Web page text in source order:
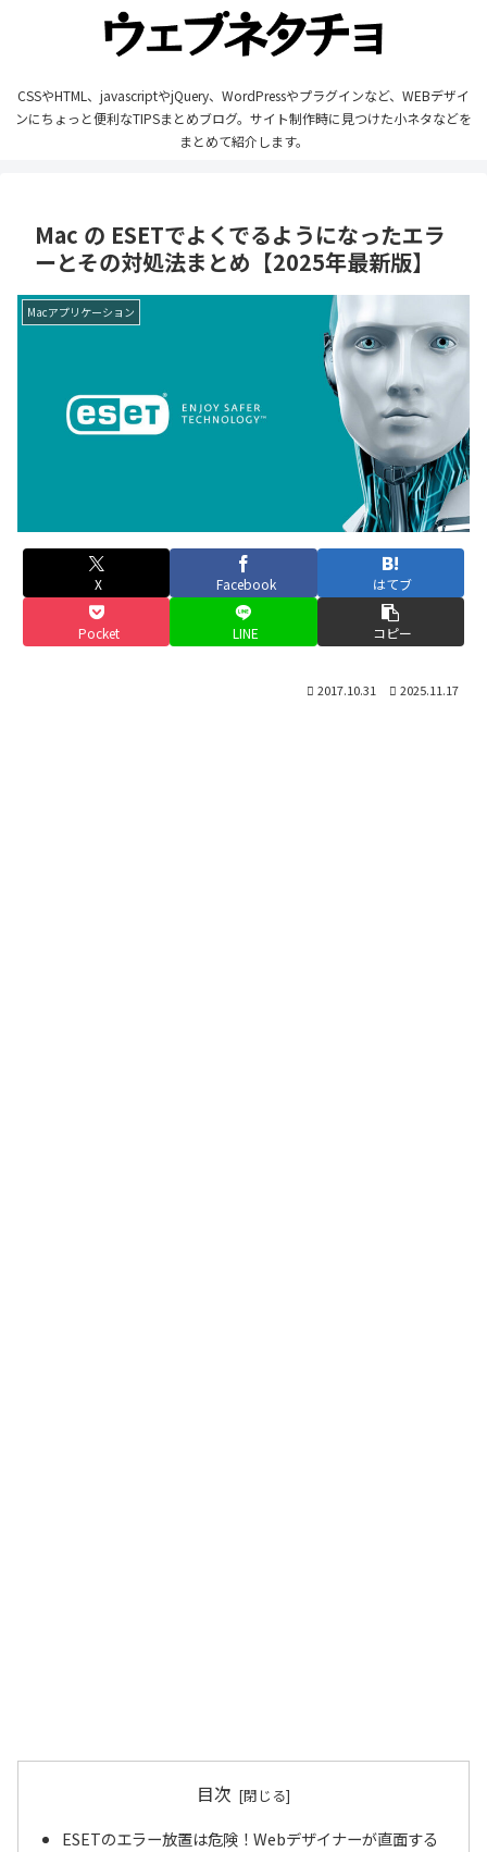
CSSやHTML、javascriptやjQuery、WordPressやプラグインなど、WEBデザイ
ンにちょっと便利なTIPSまとめブログ。サイト制作時に見つけた小ネタなどを
まとめて紹介します。
Mac の ESETでよくでるようになったエラ
ーとその対処法まとめ【2025年最新版】
Macアプリケーション
X Facebook はてブ
Pocket LINE コピー
2017.10.31 2025.11.17
目次
ESETのエラー放置は危険！Webデザイナーが直面する